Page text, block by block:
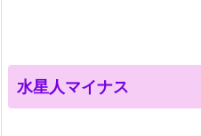
水星人マイナス